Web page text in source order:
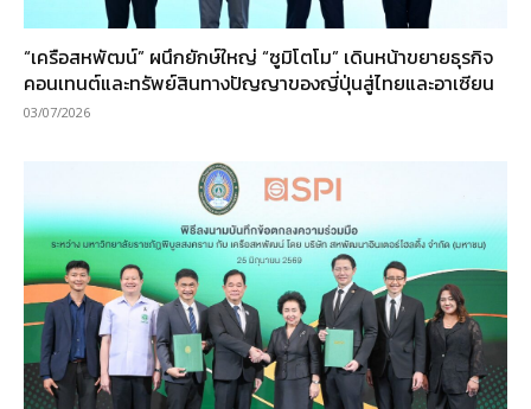
“เครือสหพัฒน์” ผนึกยักษ์ใหญ่ “ซูมิโตโม” เดินหน้าขยายธุรกิจ
คอนเทนต์และทรัพย์สินทางปัญญาของญี่ปุ่นสู่ไทยและอาเซียน
03/07/2026